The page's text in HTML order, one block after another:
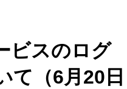
ビスのログ
て（6月20日